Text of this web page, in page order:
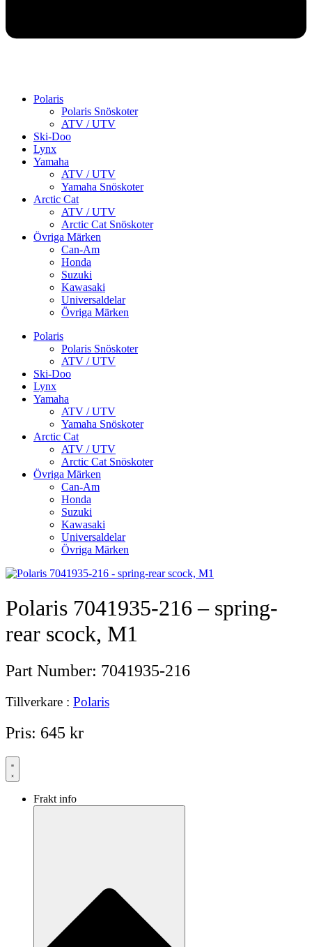
Polaris
Polaris Snöskoter
ATV / UTV
Ski-Doo
Lynx
Yamaha
ATV / UTV
Yamaha Snöskoter
Arctic Cat
ATV / UTV
Arctic Cat Snöskoter
Övriga Märken
Can-Am
Honda
Suzuki
Kawasaki
Universaldelar
Övriga Märken
Polaris
Polaris Snöskoter
ATV / UTV
Ski-Doo
Lynx
Yamaha
ATV / UTV
Yamaha Snöskoter
Arctic Cat
ATV / UTV
Arctic Cat Snöskoter
Övriga Märken
Can-Am
Honda
Suzuki
Kawasaki
Universaldelar
Övriga Märken
Polaris 7041935-216 – spring-
rear scock, M1
Part Number: 7041935-216
Tillverkare : Polaris
Pris: 645 kr
Frakt info